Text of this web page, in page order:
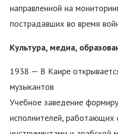
направленной на
пострадавших во время
Культура, медиа,
1938 — В Каире
музыкантов
Учебное заведение
исполнителей,